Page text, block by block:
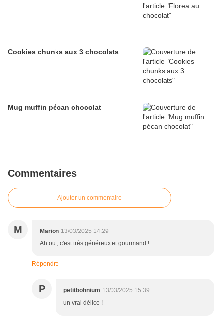
Cookies chunks aux 3 chocolats
Mug muffin pécan chocolat
Commentaires
Ajouter un commentaire
M Marion 13/03/2025 14:29
Ah oui, c'est très généreux et gourmand !
Répondre
P petitbohnium 13/03/2025 15:39
un vrai délice !